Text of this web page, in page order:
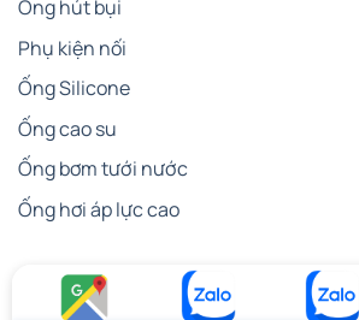
Ống hút bụi
Phụ kiện nối
Ống Silicone
Ống cao su
Ống bơm tưới nước
Ống hơi áp lực cao